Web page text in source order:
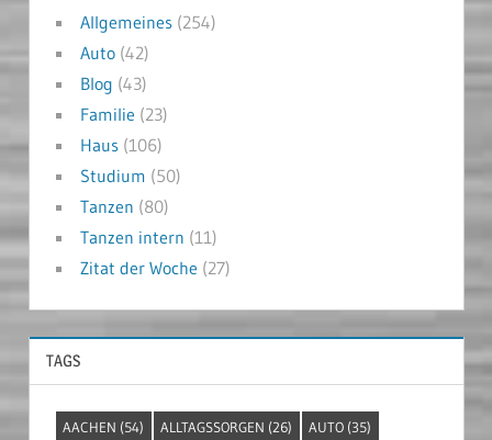
Allgemeines(254)
Auto(42)
Blog (43)
Familie (23)
Haus(106)
Studium (50)
Tanzen (80)
Tanzen intern (11)
Zitat der Woche (27)
TAGS
AACHEN (54) ALLTAGSSORGEN (26) AUTO (35)